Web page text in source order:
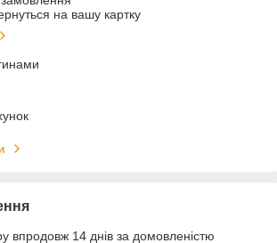
на вашу картку
впродовж 14 днів за домовленістю